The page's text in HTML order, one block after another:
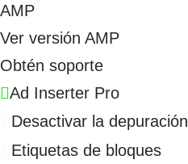
AMP
Ver versión AMP
Obtén soporte
Ad Inserter Pro
Desactivar la depuración
Etiquetas de bloques